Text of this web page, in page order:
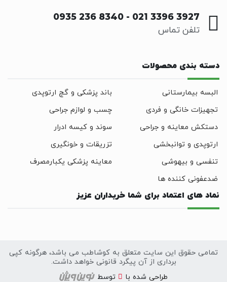
021 3396 3927
-
0935 236 8340
تلفن تماس
دسته بندی محصولات
البسه بیمارستانی
باند پزشکی و گچ ارتوپدی
تجهیزات خانگی و فردی
چسب و لوازم جراحی
دستکش معاینه و جراحی
سوند و کیسه ادرار
ارتوپدی و توانبخشی
تزریقات و خونگیری
تنفسی و بیهوشی
معاینه پزشکی یکبارمصرف
ضدعفونی کننده ها
نماد های اعتماد برای شما خریداران عزیز
تمامی حقوق این سایت متعلق به کوشاطب می باشد، هرگونه کپی
برداری از آن پیگرد قانونی خواهد داشت.
طراحی سایت
شده با توسط